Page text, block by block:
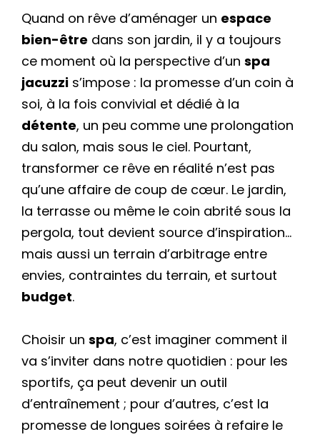
Quand on rêve d’aménager un espace
bien-être dans son jardin, il y a toujours
ce moment où la perspective d’un spa
jacuzzi s’impose : la promesse d’un coin à
soi, à la fois convivial et dédié à la
détente, un peu comme une prolongation
du salon, mais sous le ciel. Pourtant,
transformer ce rêve en réalité n’est pas
qu’une affaire de coup de cœur. Le jardin,
la terrasse ou même le coin abrité sous la
pergola, tout devient source d’inspiration…
mais aussi un terrain d’arbitrage entre
envies, contraintes du terrain, et surtout
budget.
Choisir un spa, c’est imaginer comment il
va s’inviter dans notre quotidien : pour les
sportifs, ça peut devenir un outil
d’entraînement ; pour d’autres, c’est la
promesse de longues soirées à refaire le